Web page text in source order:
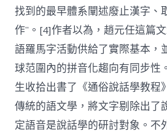
找到的最早體系闡述廢止漢字、
作”。[4]作者以為，趙元任這篇
語羅馬字活動供給了實際基本，
球范圍內的拼音化趨向有同步性
生收拾出書了《通俗說話學教程
傳統的語文學，將文字剔除出了
定語音是說話學的研討對象。不